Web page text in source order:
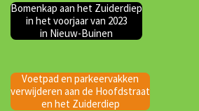
Bomenkap aan het Zuiderdiep
in het voorjaar van 2023
in Nieuw-Buinen
Voetpad en parkeervakken
verwijderen aan de Hoofdstraat
en het Zuiderdiep